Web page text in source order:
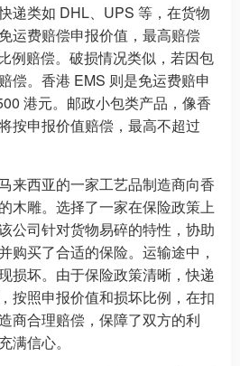
递类如 DHL、UPS 等，在货物
运费赔偿申报价值，最高赔偿
例赔偿。破损情况类似，若因包
偿。香港 EMS 则是免运费赔申
港元。邮政小包类产品，像香
按申报价值赔偿，最高不超过
来西亚的一家工艺品制造商向香
木雕。选择了一家在保险政策上
公司针对货物易碎的特性，协助
购买了合适的保险。运输途中，
损坏。由于保险政策清晰，快递
按照申报价值和损坏比例，在扣
商合理赔偿，保障了双方的利
满信心。